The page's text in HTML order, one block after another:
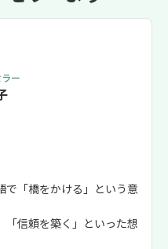
ー
で「橋をかける」という意
「信頼を築く」といった想